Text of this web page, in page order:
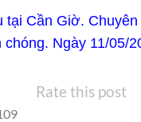
tại Cần Giờ. Chuyên
chóng. Ngày 11/05/
Rate this post